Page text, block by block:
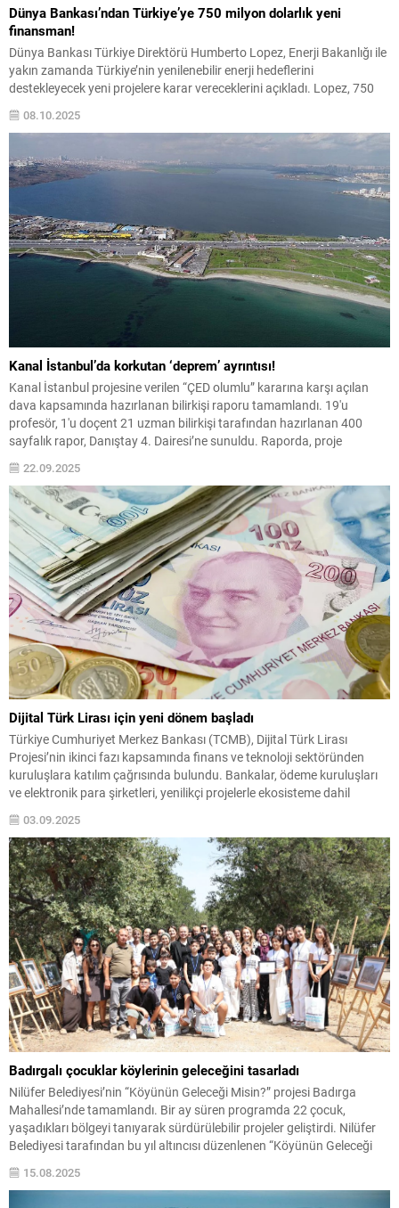
Dünya Bankası’ndan Türkiye’ye 750 milyon dolarlık yeni
finansman!
Dünya Bankası Türkiye Direktörü Humberto Lopez, Enerji Bakanlığı ile
yakın zamanda Türkiye’nin yenilenebilir enerji hedeflerini
destekleyecek yeni projelere karar vereceklerini açıkladı. Lopez, 750
planının temel unsurlarından biri olacağını vurguladı.
08.10.2025
Kanal İstanbul’da korkutan ‘deprem’ ayrıntısı!
Kanal İstanbul projesine verilen “ÇED olumlu” kararına karşı açılan
dava kapsamında hazırlanan bilirkişi raporu tamamlandı. 19'u
profesör, 1'u doçent 21 uzman bilirkişi tarafından hazırlanan 400
sayfalık rapor, Danıştay 4. Dairesi’ne sunuldu. Raporda, proje
kabuğunda zorlanmış yerel depremlere yol açabileceği uyarısında
bulunuldu.
22.09.2025
Dijital Türk Lirası için yeni dönem başladı
Türkiye Cumhuriyet Merkez Bankası (TCMB), Dijital Türk Lirası
Projesi’nin ikinci fazı kapsamında finans ve teknoloji sektöründen
kuruluşlara katılım çağrısında bulundu. Bankalar, ödeme kuruluşları
ve elektronik para şirketleri, yenilikçi projelerle ekosisteme dahil
olabilecek.
03.09.2025
Badırgalı çocuklar köylerinin geleceğini tasarladı
Nilüfer Belediyesi’nin “Köyünün Geleceği Misin?” projesi Badırga
Mahallesi’nde tamamlandı. Bir ay süren programda 22 çocuk,
yaşadıkları bölgeyi tanıyarak sürdürülebilir projeler geliştirdi. Nilüfer
Belediyesi tarafından bu yıl altıncısı düzenlenen “Köyünün Geleceği
Misin?” projesi sona erdi. Bu yıl Badırga Mahallesi’nde düzenlenen, 9-
14 yaş arasında 22 çocuğun katıldığı program, düzenlenen törenle
tamamlandı. Proje...
15.08.2025